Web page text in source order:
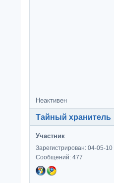
Неактивен
Тайный хранитель
Участник
Зарегистрирован: 04-05-10
Сообщений: 477